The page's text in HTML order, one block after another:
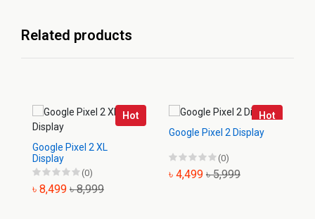
Related products
Hot
Google Pixel 2 XL
Display
(0)
৳ 8,499 ৳ 8,999
Hot
Google Pixel 2 Display
(0)
৳ 4,499 ৳ 5,999